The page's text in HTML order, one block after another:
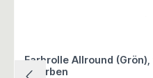
Farbrolle Allround
Ölfarben